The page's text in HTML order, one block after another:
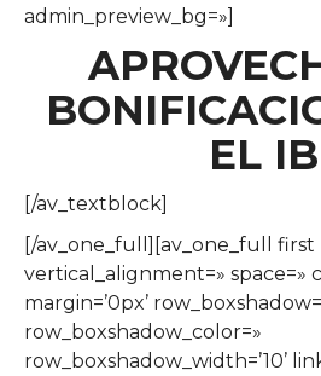
admin_preview_bg=»]
EL
[/av_textblock]
[/av_one_full][av_one_full first
vertical_alignment=» space=»
margin=’0px’
row_boxshadow_color=»
row_boxshadow_width=’10’